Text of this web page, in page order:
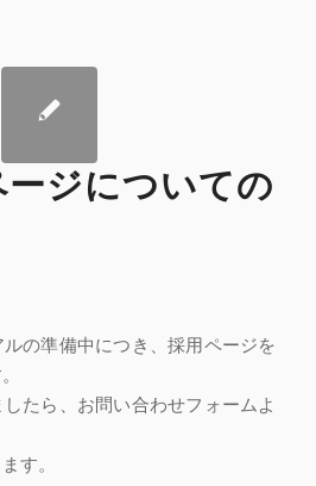
ジについての
の準備中につき、採用ページを
たら、お問い合わせフォームよ
す。